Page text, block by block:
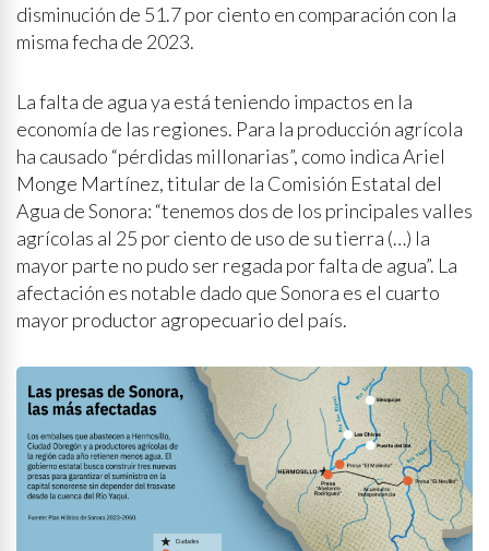
disminución de 51.7 por ciento en comparación con la
misma fecha de 2023.
La falta de agua ya está teniendo impactos en la
economía de las regiones. Para la producción agrícola
ha causado “pérdidas millonarias”, como indica Ariel
Monge Martínez, titular de la Comisión Estatal del
Agua de Sonora: “tenemos dos de los principales valles
agrícolas al 25 por ciento de uso de su tierra (…) la
mayor parte no pudo ser regada por falta de agua”. La
afectación es notable dado que Sonora es el cuarto
mayor productor agropecuario del país.